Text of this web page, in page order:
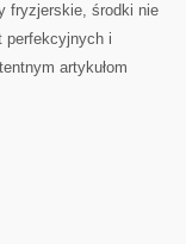
fryzjerskie, środki nie
perfekcyjnych i
artykułom